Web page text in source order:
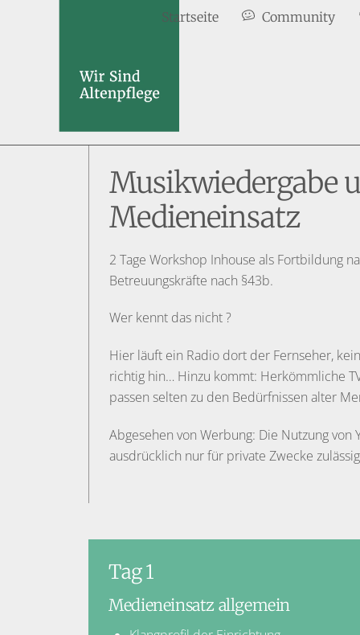
Startseite Community
Musikwiedergabe
Medieneinsatz
2 Tage Workshop Inhouse als Fortbildung
Betreuungskräfte nach §43b.
Wer kennt das nicht ?
Hier läuft ein Radio dort der Fernseher,
richtig hin… Hinzu kommt: Herkömmliche
passen selten zu den Bedürfnissen alter
Abgesehen von Werbung: Die Nutzung von
ausdrücklich nur für private Zwecke
Tag 1
Medieneinsatz allgemein